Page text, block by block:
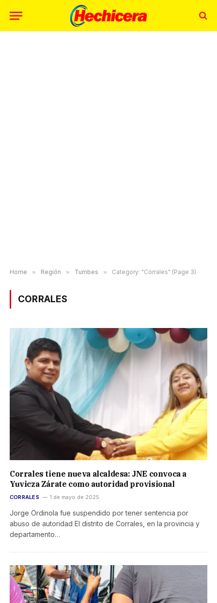
Home » Región » Tumbes » Category: "Corrales" (Page 3)
CORRALES
Corrales tiene nueva alcaldesa: JNE convoca a
Yuvicza Zárate como autoridad provisional
CORRALES 1 de mayo de 2025
Jorge Ordinola fue suspendido por tener sentencia por
abuso de autoridad El distrito de Corrales, en la provincia y
departamento…